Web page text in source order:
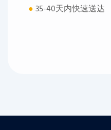
●35-40天内快速送达